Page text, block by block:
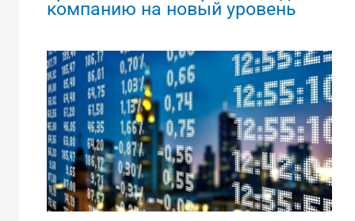
компанию на новый уровень